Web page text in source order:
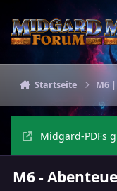
Startseite M6
Midgard-PDFs
M6 -